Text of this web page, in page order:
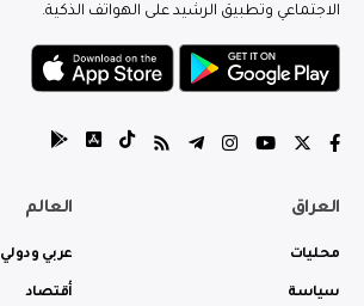
الاجتماعي وتطبيق الرشيد على الهواتف الذكية.
العراق
محليات
سياسة
العالم
عربي ودولي
أقتصاد